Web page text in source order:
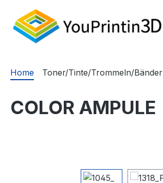
Hauptinhalt springen
Zur Suche springen
Zur Hauptnavigation springen
Home Toner/Tinte/Trommeln/Bänder
COLOR AMPULE